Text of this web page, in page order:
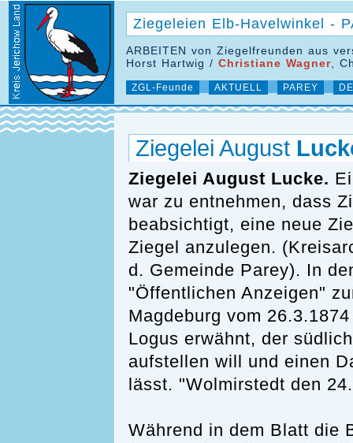
Ziegeleien Elb-Havelwinkel -
ARBEITEN von Ziegelfreunden aus
Horst Hartwig / Christiane Wagner ,
ZGL-Feunde AKTUELL PAREY
Ziegelei August
Ziegelei August Lucke.
war zu entnehmen, dass
beabsichtigt, eine neue
Ziegel anzulegen.
d. Gemeinde Parey). In
"Öffentlichen Anzeigen"
Magdeburg vom
Logus erwähnt, der
aufstellen will und einen
lässt. "Wolmirstedt den
Während in dem Blatt die